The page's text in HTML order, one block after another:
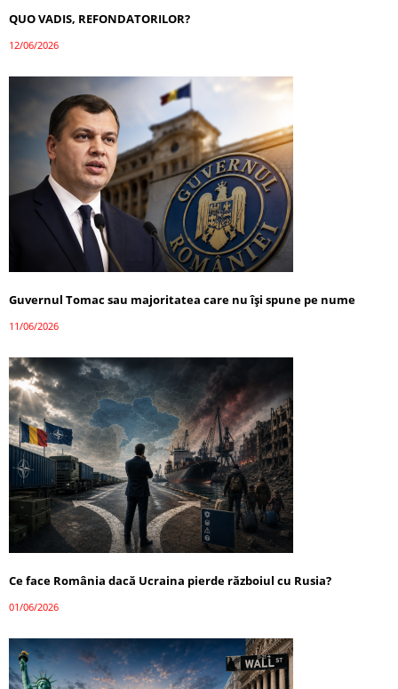
QUO VADIS, REFONDATORILOR?
12/06/2026
Guvernul Tomac sau majoritatea care nu își spune pe nume
11/06/2026
Ce face România dacă Ucraina pierde războiul cu Rusia?
01/06/2026